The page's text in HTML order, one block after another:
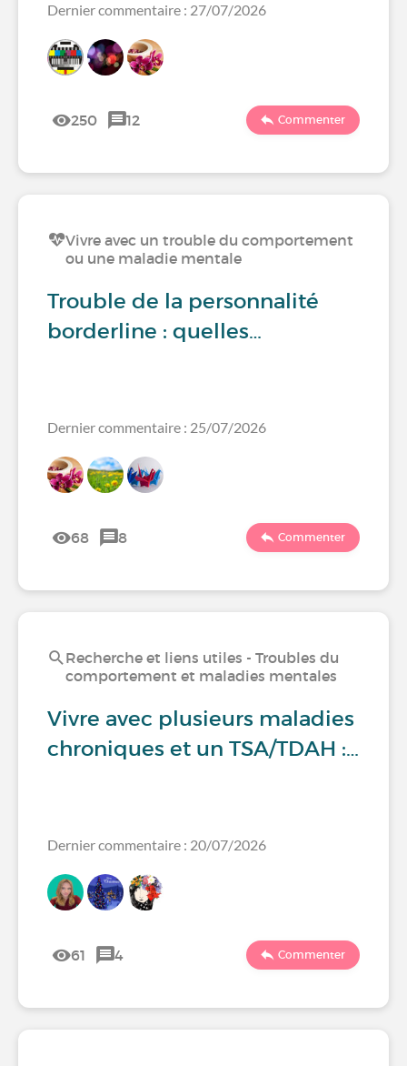
Dernier commentaire : 27/07/2026
250 12 Commenter
Vivre avec un trouble du comportement
ou une maladie mentale
Trouble de la personnalité
borderline : quelles…
Dernier commentaire : 25/07/2026
68 8 Commenter
Recherche et liens utiles - Troubles du
comportement et maladies mentales
Vivre avec plusieurs maladies
chroniques et un TSA/TDAH :…
Dernier commentaire : 20/07/2026
61 4 Commenter